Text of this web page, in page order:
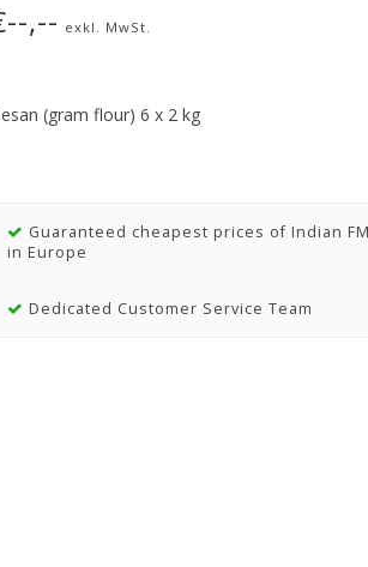
,-- exkl. MwSt.
(gram flour) 6 x 2 kg
Guaranteed cheapest prices of Indian
in Europe
Dedicated Customer Service Team